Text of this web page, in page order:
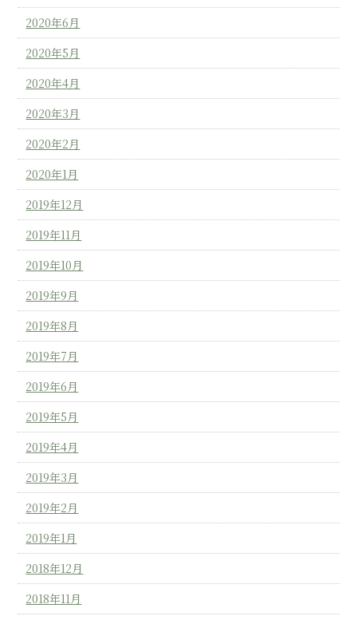
2020年6月
2020年5月
2020年4月
2020年3月
2020年2月
2020年1月
2019年12月
2019年11月
2019年10月
2019年9月
2019年8月
2019年7月
2019年6月
2019年5月
2019年4月
2019年3月
2019年2月
2019年1月
2018年12月
2018年11月